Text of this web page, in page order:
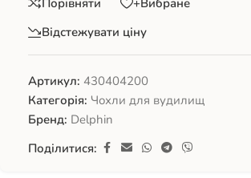
Відстежувати ціну
Артикул: 430404200
Категорія: Чохли для вудилищ
Бренд: Delphin
Поділитися: